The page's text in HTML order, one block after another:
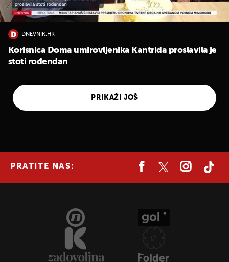
DNEVNIK.HR
Korisnica Doma umirovljenika Kantrida proslavila je
stoti rođendan
PRIKAŽI JOŠ
PRATITE NAS: